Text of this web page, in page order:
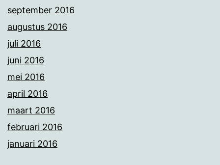
september 2016
augustus 2016
juli 2016
juni 2016
mei 2016
april 2016
maart 2016
februari 2016
januari 2016